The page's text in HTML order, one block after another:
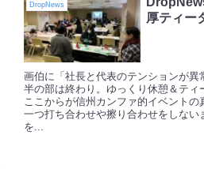
DropNews
厚ティー
画伯に「社長と代表のテンションが異
半の部は終わり。ゆっくり休憩＆ティ
ここからが信州カンファ的イベント
一つ打ち合わせや擦り合わせをしない
を...